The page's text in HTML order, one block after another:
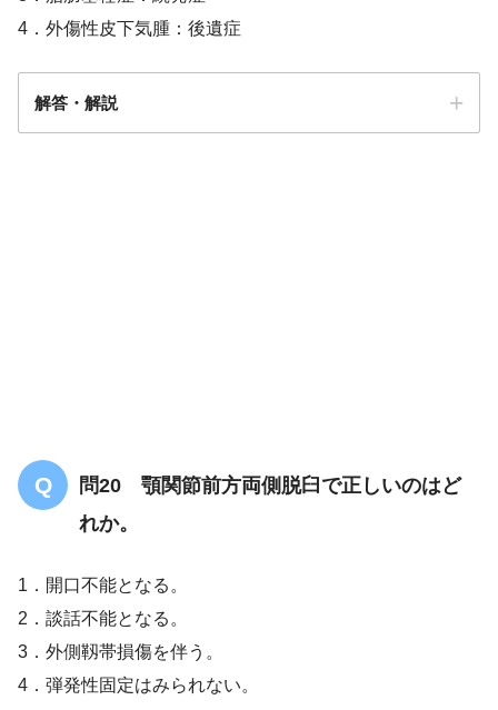
4．外傷性皮下気腫：後遺症
解答・解説
外傷性皮
下気腫
問20 顎関節前方両側脱臼で正しいのはど
れか。
1．開口不能となる。
2．談話不能となる。
3．外側靱帯損傷を伴う。
4．弾発性固定はみられない。